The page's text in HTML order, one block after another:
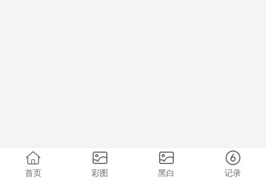
首页 彩图 黑白 记录